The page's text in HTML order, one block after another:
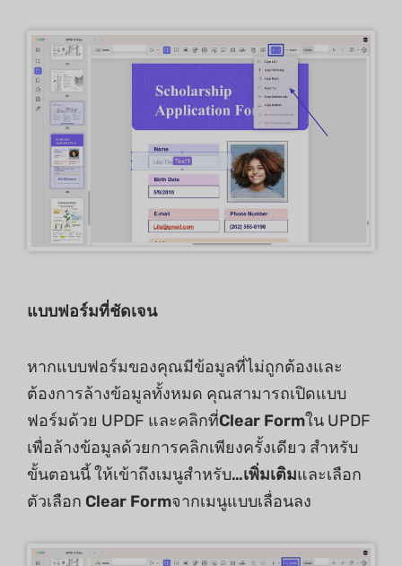
แบบฟอร์มที่ชัดเจน
หากแบบฟอร์มของคุณมีข้อมูลที่ไม่ถูกต้องและ
ต้องการล้างข้อมูลทั้งหมด คุณสามารถเปิดแบบ
ฟอร์มด้วย UPDF และคลิกที่Clear Formใน UPDF
เพื่อล้างข้อมูลด้วยการคลิกเพียงครั้งเดียว สำหรับ
ขั้นตอนนี้ ให้เข้าถึงเมนูสำหรับ…เพิ่มเติมและเลือก
ตัวเลือก Clear Formจากเมนูแบบเลื่อนลง